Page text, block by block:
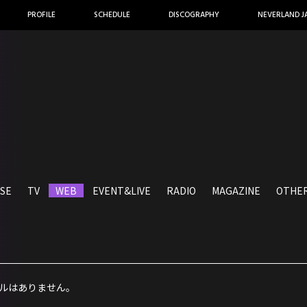
PROFILE SCHEDULE DISCOGRAPHY NEVERLAND
TV WEB EVENT&LIVE RADIO MAGAZINE
はありません。